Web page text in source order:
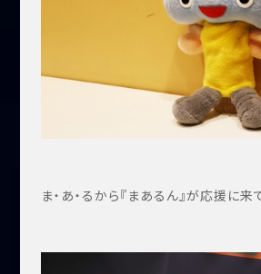
ま・あ・るから『まあるん』が応援に来